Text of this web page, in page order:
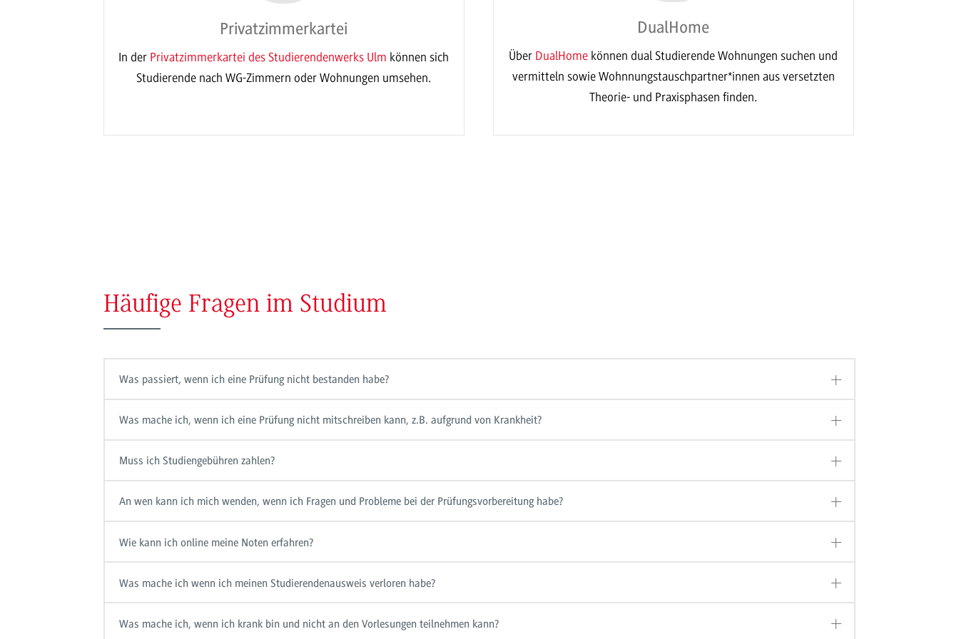
Privatzimmerkartei
In der Privatzimmerkartei des Studierendenwerks Ulm können sich
Studierende nach WG-Zimmern oder Wohnungen umsehen.
DualHome
Über DualHome können dual Studierende Wohnungen suchen und
vermitteln sowie Wohnnungstauschpartner*innen aus versetzten
Theorie- und Praxisphasen finden.
Häufige Fragen im Studium
Was passiert, wenn ich eine Prüfung nicht bestanden habe?
Was mache ich, wenn ich eine Prüfung nicht mitschreiben kann, z.B. aufgrund von Krankheit?
Muss ich Studiengebühren zahlen?
An wen kann ich mich wenden, wenn ich Fragen und Probleme bei der Prüfungsvorbereitung habe?
Wie kann ich online meine Noten erfahren?
Was mache ich wenn ich meinen Studierendenausweis verloren habe?
Was mache ich, wenn ich krank bin und nicht an den Vorlesungen teilnehmen kann?